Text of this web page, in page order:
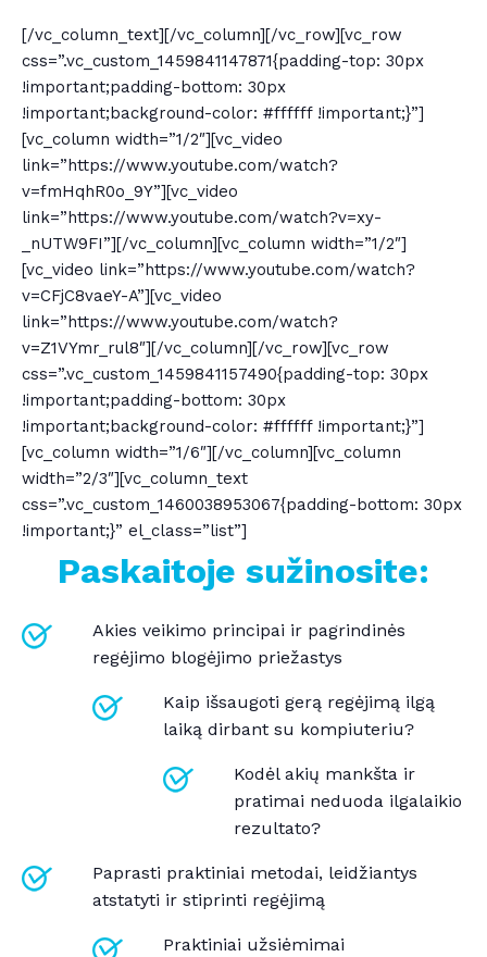
[/vc_column_text][/vc_column][/vc_row][vc_row
css=”.vc_custom_1459841147871{padding-top: 30px
!important;padding-bottom: 30px
!important;background-color: #ffffff !important;}”]
[vc_column width=”1/2″][vc_video
link=”https://www.youtube.com/watch?
v=fmHqhR0o_9Y”][vc_video
link=”https://www.youtube.com/watch?v=xy-
_nUTW9FI”][/vc_column][vc_column width=”1/2″]
[vc_video link=”https://www.youtube.com/watch?
v=CFjC8vaeY-A”][vc_video
link=”https://www.youtube.com/watch?
v=Z1VYmr_rul8″][/vc_column][/vc_row][vc_row
css=”.vc_custom_1459841157490{padding-top: 30px
!important;padding-bottom: 30px
!important;background-color: #ffffff !important;}”]
[vc_column width=”1/6″][/vc_column][vc_column
width=”2/3″][vc_column_text
css=”.vc_custom_1460038953067{padding-bottom: 30px
!important;}” el_class=”list”]
Paskaitoje sužinosite:
Akies veikimo principai ir pagrindinės
regėjimo blogėjimo priežastys
Kaip išsaugoti gerą regėjimą ilgą
laiką dirbant su kompiuteriu?
Kodėl akių mankšta ir
pratimai neduoda ilgalaikio
rezultato?
Paprasti praktiniai metodai, leidžiantys
atstatyti ir stiprinti regėjimą
Praktiniai užsiėmimai